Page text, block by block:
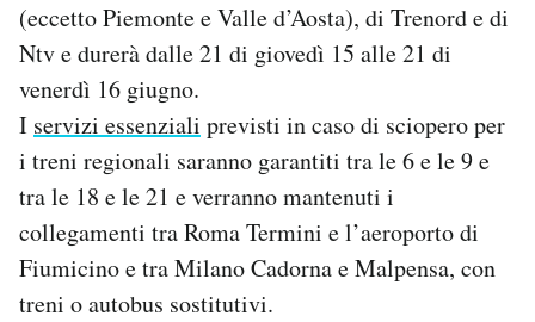
(eccetto Piemonte e Valle d’Aosta), di Trenord e di
Ntv e durerà dalle 21 di giovedì 15 alle 21 di
venerdì 16 giugno.
I servizi essenziali previsti in caso di sciopero per
i treni regionali saranno garantiti tra le 6 e le 9 e
tra le 18 e le 21 e verranno mantenuti i
collegamenti tra Roma Termini e l’aeroporto di
Fiumicino e tra Milano Cadorna e Malpensa, con
treni o autobus sostitutivi.